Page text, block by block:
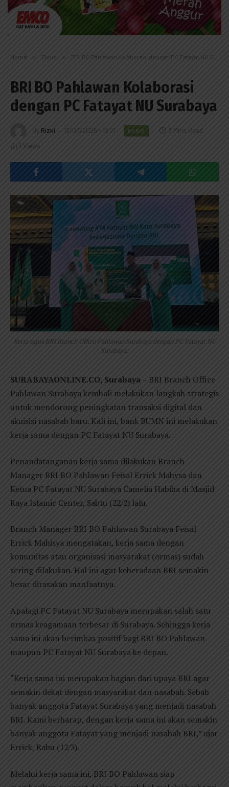
Home » Ekbis » BRI BO Pahlawan Kolaborasi dengan PC Fatayat NU Surabaya
BRI BO Pahlawan Kolaborasi
dengan PC Fatayat NU Surabaya
By Rizki 12/03/2025 - 13:21 EKBIS
3 Mins Read
1 Views
Kerja sama BRI Branch Office Pahlawan Surabaya dengan PC Fatayat NU
Surabaya.
SURABAYAONLINE.CO, Surabaya– BRI Branch Office
Pahlawan Surabaya kembali melakukan langkah strategis
untuk mendorong peningkatan transaksi digital dan
akuisisi nasabah baru. Kali ini, bank BUMN ini melakukan
kerja sama dengan PC Fatayat NU Surabaya.
Penandatanganan kerja sama dilakukan Branch
Manager BRI BO Pahlawan Feisal Errick Mahysa dan
Ketua PC Fatayat NU Surabaya Camelia Habiba di Masjid
Raya Islamic Center, Sabtu (22/2) lalu.
Branch Manager BRI BO Pahlawan Surabaya Feisal
Errick Mahisya mengatakan, kerja sama dengan
komunitas atau organisasi masyarakat (ormas) sudah
sering dilakukan. Hal ini agar keberadaan BRI semakin
besar dirasakan manfaatnya.
Apalagi PC Fatayat NU Surabaya merupakan salah satu
ormas keagamaan terbesar di Surabaya. Sehingga kerja
sama ini akan berimbas positif bagi BRI BO Pahlawan
maupun PC Fatayat NU Surabaya ke depan.
“Kerja sama ini merupakan bagian dari upaya BRI agar
semakin dekat dengan masyarakat dan nasabah. Sebab
banyak anggota Fatayat Surabaya yang menjadi nasabah
BRI. Kami berharap, dengan kerja sama ini akan semakin
banyak anggota Fatayat yang menjadi nasabah BRI,” ujar
Errick, Rabu (12/3).
Melalui kerja sama ini, BRI BO Pahlawan siap